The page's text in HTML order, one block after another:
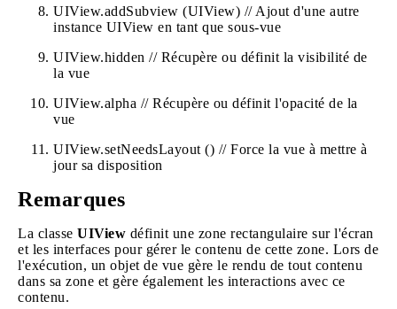
UIView.addSubview (UIView) // Ajout d'une autre
instance UIView en tant que sous-vue
UIView.hidden // Récupère ou définit la visibilité de
la vue
UIView.alpha // Récupère ou définit l'opacité de la
vue
UIView.setNeedsLayout () // Force la vue à mettre à
jour sa disposition
Remarques
La classe UIView définit une zone rectangulaire sur l'écran
et les interfaces pour gérer le contenu de cette zone. Lors de
l'exécution, un objet de vue gère le rendu de tout contenu
dans sa zone et gère également les interactions avec ce
contenu.